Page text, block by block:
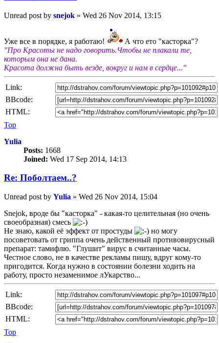
Unread post by snejok » Wed 26 Nov 2014, 13:15
Уже все в порядке, я работаю!
А что ето "касторка"?
"Про Красоты не надо говорить.Чтобы не плакали те,
которым она не дана.
Красота должна быть везде, вокруг и нам в сердце..."
Link:
BBcode:
HTML:
Top
Yulia
Posts: 1668
Joined: Wed 17 Sep 2014, 14:13
Re: Пoбoлтаем..?
Unread post by Yulia » Wed 26 Nov 2014, 15:04
Snejok, вроде бы "касторка" - какая-то целительная (но очень
своеобразная) смесь
Не знаю, какой её эффект от простуды
но могу
посоветовать от гриппа очень действенный противовирусный
препарат: тамифлю. "Глушит" вирус в считанные часы.
Честное слово, не в качестве рекламы пишу, вдруг кому-то
пригодится. Когда нужно в состоянии болезни ходить на
работу, просто незаменимое лУкарство...
Link:
BBcode:
HTML:
Top